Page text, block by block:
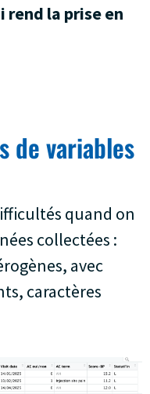
rend la prise en
de variables
quand on
collectées :
avec
caractères